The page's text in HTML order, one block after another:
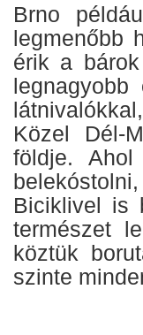
Brno
legmenőbb
érik a
Közel Dél-
földje.
Biciklivel is
természet
köztük
szinte